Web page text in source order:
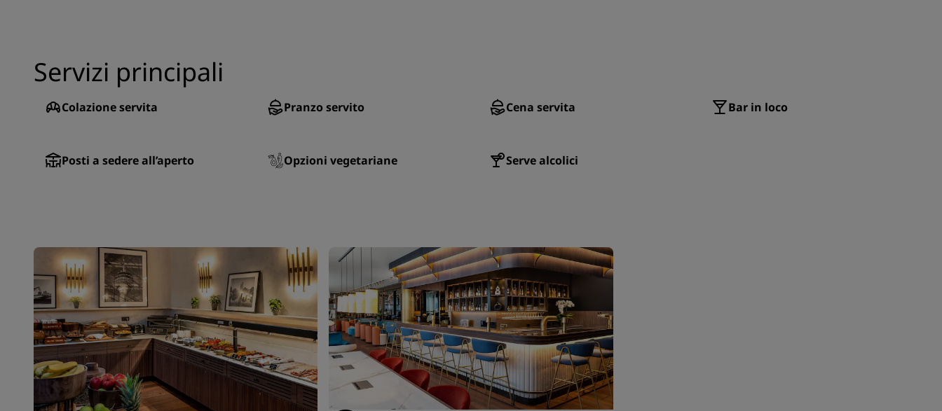
Servizi principali
Colazione servita Pranzo servito Cena servita Bar in loco
Posti a sedere all’aperto Opzioni vegetariane Serve alcolici